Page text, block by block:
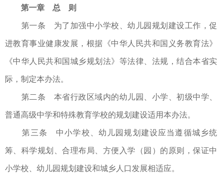
第一章 总 则
第一条 为了加强中小学校、幼儿园规划建设工作，促
进教育事业健康发展，根据《中华人民共和国义务教育法》
《中华人民共和国城乡规划法》等法律、法规，结合本省实
际，制定本办法。
第二条 本省行政区域内的幼儿园、小学、初级中学、
普通高级中学和特殊教育学校的规划建设适用本办法。
第三条 中小学校、幼儿园规划建设应当遵循城乡统
筹、科学规划、合理布局、方便入学（园）的原则，保证中
小学校、幼儿园规划建设和城乡人口发展相适应。